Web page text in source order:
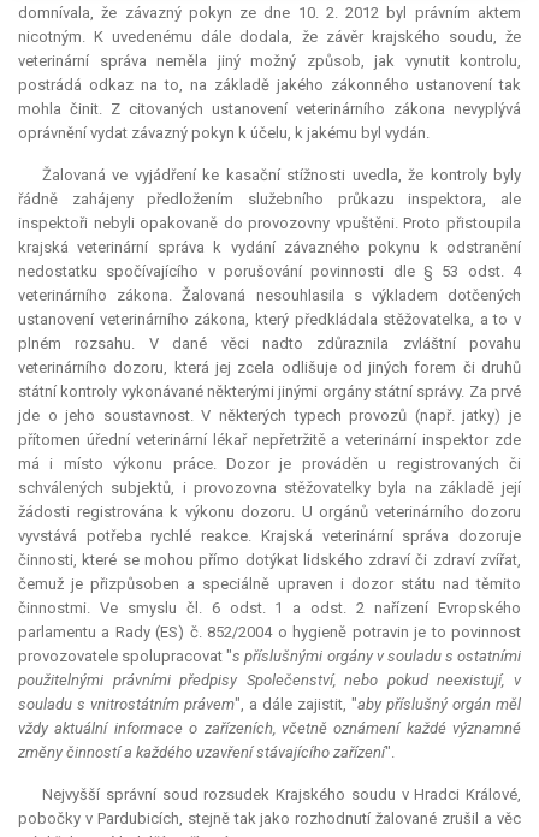
domnívala, že závazný pokyn ze dne 10. 2. 2012 byl právním aktem
nicotným. K uvedenému dále dodala, že závěr krajského soudu, že
veterinární správa neměla jiný možný způsob, jak vynutit kontrolu,
postrádá odkaz na to, na základě jakého zákonného ustanovení tak
mohla činit. Z citovaných ustanovení veterinárního zákona nevyplývá
oprávnění vydat závazný pokyn k účelu, k jakému byl vydán.
Žalovaná ve vyjádření ke kasační stížnosti uvedla, že kontroly byly
řádně zahájeny předložením služebního průkazu inspektora, ale
inspektoři nebyli opakovaně do provozovny vpuštěni. Proto přistoupila
krajská veterinární správa k vydání závazného pokynu k odstranění
nedostatku spočívajícího v porušování povinnosti dle § 53 odst. 4
veterinárního zákona. Žalovaná nesouhlasila s výkladem dotčených
ustanovení veterinárního zákona, který předkládala stěžovatelka, a to v
plném rozsahu. V dané věci nadto zdůraznila zvláštní povahu
veterinárního dozoru, která jej zcela odlišuje od jiných forem či druhů
státní kontroly vykonávané některými jinými orgány státní správy. Za prvé
jde o jeho soustavnost. V některých typech provozů (např. jatky) je
přítomen úřední veterinární lékař nepřetržitě a veterinární inspektor zde
má i místo výkonu práce. Dozor je prováděn u registrovaných či
schválených subjektů, i provozovna stěžovatelky byla na základě její
žádosti registrována k výkonu dozoru. U orgánů veterinárního dozoru
vyvstává potřeba rychlé reakce. Krajská veterinární správa dozoruje
činnosti, které se mohou přímo dotýkat lidského zdraví či zdraví zvířat,
čemuž je přizpůsoben a speciálně upraven i dozor státu nad těmito
činnostmi. Ve smyslu čl. 6 odst. 1 a odst. 2 nařízení Evropského
parlamentu a Rady (ES) č. 852/2004 o hygieně potravin je to povinnost
provozovatele spolupracovat "s příslušnými orgány v souladu s ostatními
použitelnými právními předpisy Společenství, nebo pokud neexistují, v
souladu s vnitrostátním právem", a dále zajistit, "aby příslušný orgán měl
vždy aktuální informace o zařízeních, včetně oznámení každé významné
změny činností a každého uzavření stávajícího zařízení".
Nejvyšší správní soud rozsudek Krajského soudu v Hradci Králové,
pobočky v Pardubicích, stejně tak jako rozhodnutí žalované zrušil a věc